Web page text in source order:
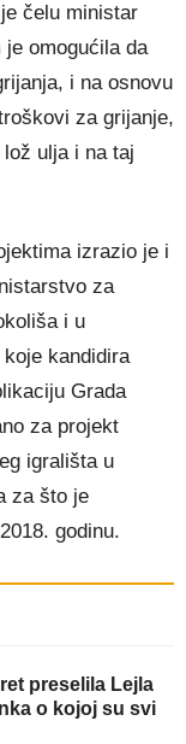
čelu ministar
omogućila da
i na osnovu
za grijanje,
ulja i na taj
izrazio je i
za
i u
kandidira
Grada
za projekt
igrališta u
za što je
godinu.
preselila Lejla
o kojoj su svi